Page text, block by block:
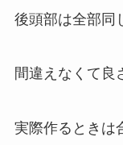
後頭部は全部同
間違えなくて良
実際作るときは